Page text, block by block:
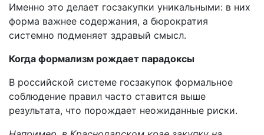
Именно это делает госзакупки уникальными: в них
форма важнее содержания, а бюрократия
системно подменяет здравый смысл.
Когда формализм рождает парадоксы
В российской системе госзакупок формальное
соблюдение правил часто ставится выше
результата, что порождает неожиданные риски.